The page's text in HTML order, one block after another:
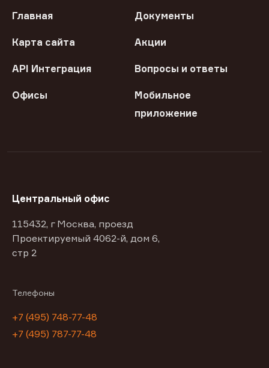
Главная Документы
Карта сайта Акции
API Интеграция Вопросы и ответы
Офисы
Мобильное
приложение
Центральный офис
115432, г Москва, проезд
Проектируемый 4062-й, дом 6,
стр 2
Телефоны
+7 (495) 748-77-48
+7 (495) 787-77-48